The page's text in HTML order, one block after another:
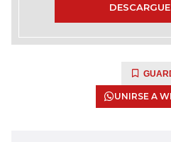
UNIRSE A